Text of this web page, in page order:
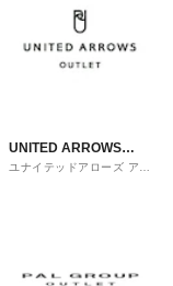
UNITED ARROWS
OUTLET
ユナイテッドアローズ アウ